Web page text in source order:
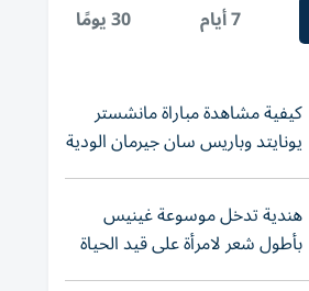
7 أيام 30 يومًا
كيفية مشاهدة مباراة مانشستر
يونايتد وباريس سان جيرمان الودية
والقنوات الناقلة
هندية تدخل موسوعة غينيس
بأطول شعر لامرأة على قيد الحياة